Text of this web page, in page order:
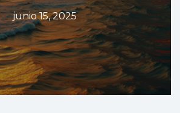
junio 15, 2025